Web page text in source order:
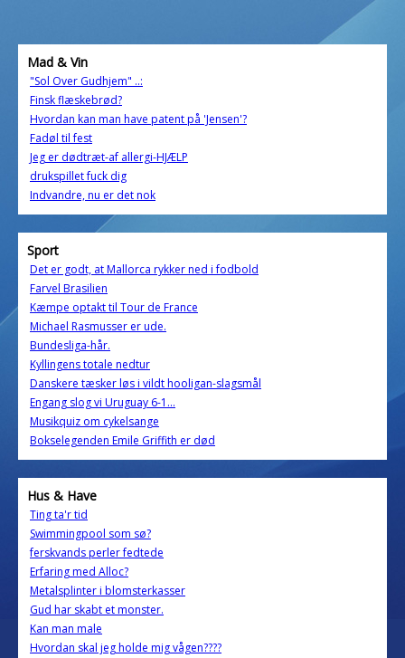
Mad & Vin
"Sol Over Gudhjem" ..:
Finsk flæskebrød?
Hvordan kan man have patent på 'Jensen'?
Fadøl til fest
Jeg er dødtræt-af allergi-HJÆLP
drukspillet fuck dig
Indvandre, nu er det nok
Sport
Det er godt, at Mallorca rykker ned i fodbold
Farvel Brasilien
Kæmpe optakt til Tour de France
Michael Rasmusser er ude.
Bundesliga-hår.
Kyllingens totale nedtur
Danskere tæsker løs i vildt hooligan-slagsmål
Engang slog vi Uruguay 6-1...
Musikquiz om cykelsange
Bokselegenden Emile Griffith er død
Hus & Have
Ting ta'r tid
Swimmingpool som sø?
ferskvands perler fedtede
Erfaring med Alloc?
Metalsplinter i blomsterkasser
Gud har skabt et monster.
Kan man male
Hvordan skal jeg holde mig vågen????